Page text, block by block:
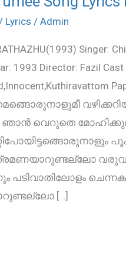
/ Lyrics / Admin
Singer:
1993 Director: Fazil
വെറുതെ
പടിവാതിലോളം
[…]